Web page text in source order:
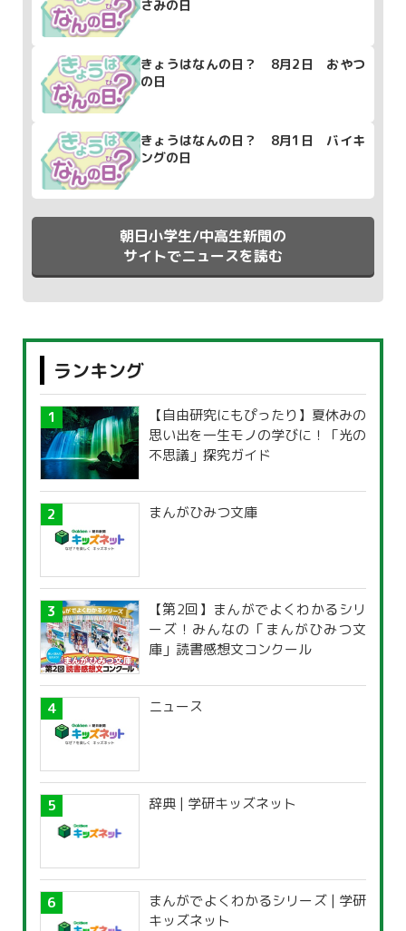
さみの日
きょうはなんの日？ 8月2日 おやつ
の日
きょうはなんの日？ 8月1日 バイキ
ングの日
朝日小学生/中高生新聞の
サイトでニュースを読む
ランキング
【自由研究にもぴったり】夏休みの
思い出を一生モノの学びに！「光の
不思議」探究ガイド
まんがひみつ文庫
【第2回】まんがでよくわかるシリ
ーズ！みんなの「まんがひみつ文
庫」読書感想文コンクール
ニュース
辞典 | 学研キッズネット
まんがでよくわかるシリーズ | 学研
キッズネット